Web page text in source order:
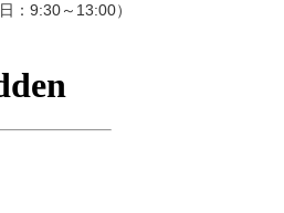
：9:30～13:00）